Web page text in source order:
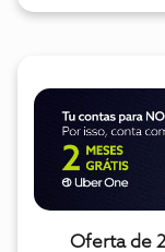
Oferta de